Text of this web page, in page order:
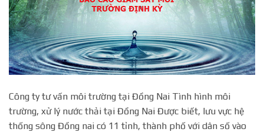
Công ty tư vấn môi trường tại Đồng Nai Tình hình môi
trường, xử lý nước thải tại Đồng Nai Được biết, lưu vực hệ
thống sông Đồng nai có 11 tỉnh, thành phố với dân số vào